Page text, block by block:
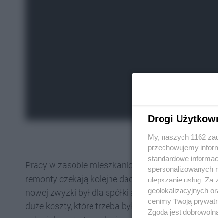
Pracy w zasobie mieszkaniowym tradycyjnie jest
remonty czekają kolejne dachy, naprawy ścian i
nowej zwyżki był dla spółki absolutną
duże koszty, które trzeba było do tej pory
Drogi
My, naszych 1162
przechowujemy
standardowe
spersonalizowanych
ulepszanie usług.
geolokalizacyjnych
cenimy Twoją
Zgoda jest